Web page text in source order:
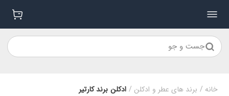
جست و جو
خانه / برند های عطر و ادکلن / ادکلن برند کارتیر